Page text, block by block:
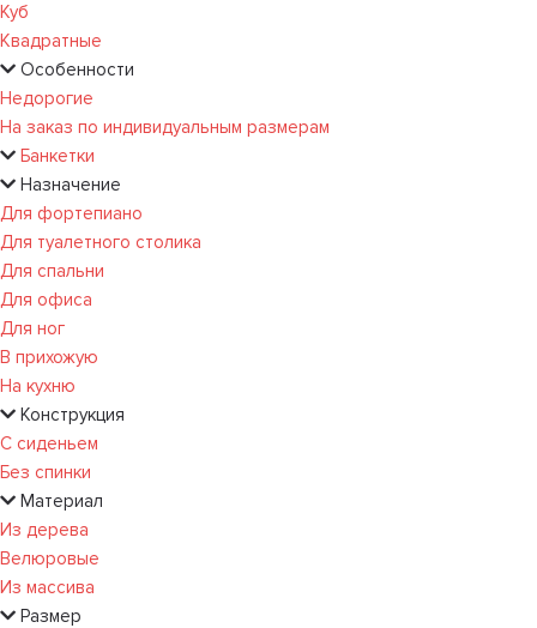
Куб
Квадратные
Особенности
Недорогие
На заказ по индивидуальным размерам
Банкетки
Назначение
Для фортепиано
Для туалетного столика
Для спальни
Для офиса
Для ног
В прихожую
На кухню
Конструкция
С сиденьем
Без спинки
Материал
Из дерева
Велюровые
Из массива
Размер